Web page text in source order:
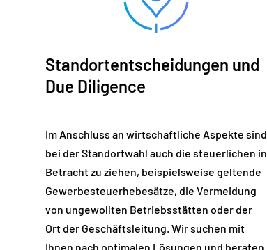
Standortentscheidungen und
Due Diligence
Im Anschluss an wirtschaftliche Aspekte sind
bei der Standortwahl auch die steuerlichen in
Betracht zu ziehen, beispielsweise geltende
Gewerbesteuerhebesätze, die Vermeidung
von ungewollten Betriebsstätten oder der
Ort der Geschäftsleitung. Wir suchen mit
Ihnen nach optimalen Lösungen und beraten